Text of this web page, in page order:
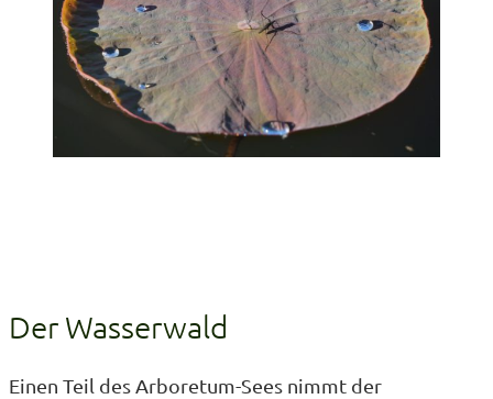
Der Wasserwald
Einen Teil des Arboretum-Sees nimmt der